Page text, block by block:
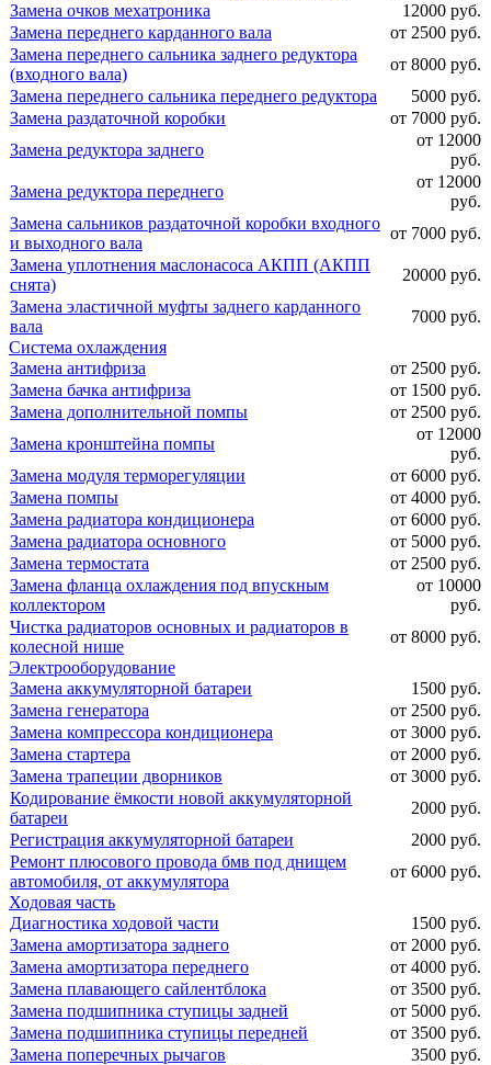
Замена очков мехатроника
12000 руб.
Замена переднего карданного вала
от 2500 руб.
Замена переднего сальника заднего редуктора
(входного вала)
от 8000 руб.
Замена переднего сальника переднего редуктора
5000 руб.
Замена раздаточной коробки
от 7000 руб.
Замена редуктора заднего
от 12000
руб.
Замена редуктора переднего
от 12000
руб.
Замена сальников раздаточной коробки входного
и выходного вала
от 7000 руб.
Замена уплотнения маслонасоса АКПП (АКПП
снята)
20000 руб.
Замена эластичной муфты заднего карданного
вала
7000 руб.
Система охлаждения
Замена антифриза
от 2500 руб.
Замена бачка антифриза
от 1500 руб.
Замена дополнительной помпы
от 2500 руб.
Замена кронштейна помпы
от 12000
руб.
Замена модуля терморегуляции
от 6000 руб.
Замена помпы
от 4000 руб.
Замена радиатора кондиционера
от 6000 руб.
Замена радиатора основного
от 5000 руб.
Замена термостата
от 2500 руб.
Замена фланца охлаждения под впускным
коллектором
от 10000
руб.
Чистка радиаторов основных и радиаторов в
колесной нише
от 8000 руб.
Электрооборудование
Замена аккумуляторной батареи
1500 руб.
Замена генератора
от 2500 руб.
Замена компрессора кондиционера
от 3000 руб.
Замена стартера
от 2000 руб.
Замена трапеции дворников
от 3000 руб.
Кодирование ёмкости новой аккумуляторной
батареи
2000 руб.
Регистрация аккумуляторной батареи
2000 руб.
Ремонт плюсового провода бмв под днищем
автомобиля, от аккумулятора
от 6000 руб.
Ходовая часть
Диагностика ходовой части
1500 руб.
Замена амортизатора заднего
от 2000 руб.
Замена амортизатора переднего
от 4000 руб.
Замена плавающего сайлентблока
от 3500 руб.
Замена подшипника ступицы задней
от 5000 руб.
Замена подшипника ступицы передней
от 3500 руб.
Замена поперечных рычагов
3500 руб.